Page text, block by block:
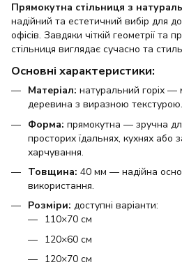
Прямокутна стільниця з
надійний та естетичний вибір для
офісів. Завдяки чіткій геометрії та
стільниця виглядає сучасно та
Основні характеристики:
Матеріал: натуральний горіх —
деревина з виразною текстурою.
Форма: прямокутна — зручна
просторих їдальнях, кухнях або
харчування.
Товщина: 40 мм — надійна
використання.
Розміри: доступні варіанти:
110×70 см
120×60 см
120×70 см